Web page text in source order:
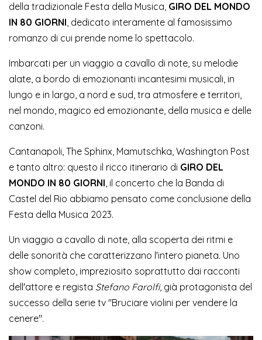
della tradizionale Festa della Musica, GIRO DEL MONDO
IN 80 GIORNI, dedicato interamente al famosissimo
romanzo di cui prende nome lo spettacolo.
Imbarcati per un viaggio a cavallo di note, su melodie
alate, a bordo di emozionanti incantesimi musicali, in
lungo e in largo, a nord e sud, tra atmosfere e territori,
nel mondo, magico ed emozionante, della musica e delle
canzoni.
Cantanapoli, The Sphinx, Mamutschka, Washington Post
e tanto altro: questo il ricco itinerario di GIRO DEL
MONDO IN 80 GIORNI, il concerto che la Banda di
Castel del Rio abbiamo pensato come conclusione della
Festa della Musica 2023.
Un viaggio a cavallo di note, alla scoperta dei ritmi e
delle sonorità che caratterizzano l'intero pianeta. Uno
show completo, impreziosito soprattutto dai racconti
dell'attore e regista Stefano Farolfi, già protagonista del
successo della serie tv "Bruciare violini per vendere la
cenere".